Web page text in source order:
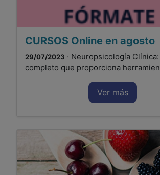
CURSOS Online en agosto
29/07/2023 · Neuropsicología
completo que proporciona
Ver más